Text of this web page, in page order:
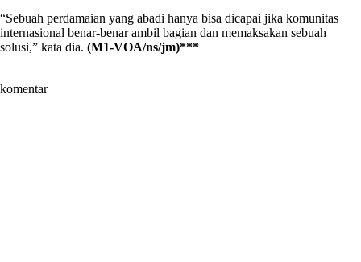
“Sebuah perdamaian yang abadi hanya bisa dicapai jika komunitas
internasional benar-benar ambil bagian dan memaksakan sebuah
solusi,” kata dia. (M1-VOA/ns/jm)***
komentar